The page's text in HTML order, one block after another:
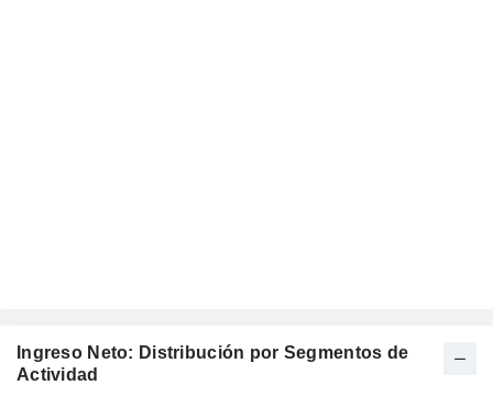
Ingreso Neto: Distribución por Segmentos de
Actividad